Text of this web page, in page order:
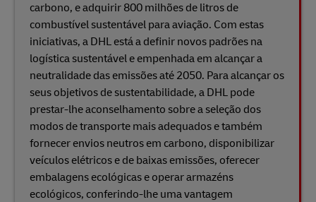
carbono, e adquirir 800 milhões de litros de
combustível sustentável para aviação. Com estas
iniciativas, a DHL está a definir novos padrões na
logística sustentável e empenhada em alcançar a
neutralidade das emissões até 2050. Para alcançar os
seus objetivos de sustentabilidade, a DHL pode
prestar-lhe aconselhamento sobre a seleção dos
modos de transporte mais adequados e também
fornecer envios neutros em carbono, disponibilizar
veículos elétricos e de baixas emissões, oferecer
embalagens ecológicas e operar armazéns
ecológicos, conferindo-lhe uma vantagem